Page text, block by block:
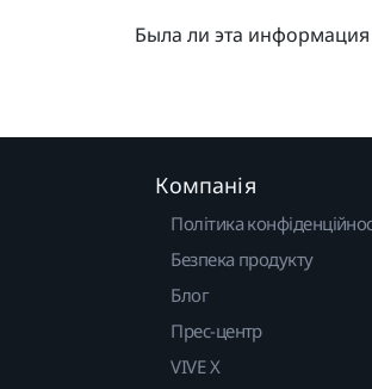
Была ли эта
Компанія
Політика
Безпека продукту
Блог
Прес-центр
VIVE X